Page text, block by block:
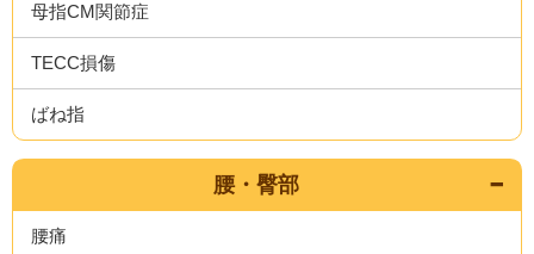
母指CM関節症
TECC損傷
ばね指
腰・臀部
腰痛